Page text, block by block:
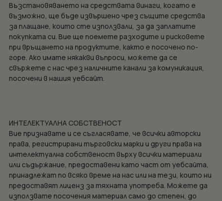
Възстановяването на средствата винаги, когато е
възможно, ще бъде извършено чрез същите средства
за плащане, които сте използвали, за да заплатите
покупката си. Вие ще поемете разходите и рисковете
при връщането на продуктите, както е посочено по-
горе. Ако имате някакви въпроси, можете да се
свържете с нас чрез наличните канали за комуникация,
посочени в нашия уебсайт.
ИНТЕЛЕКТУАЛНА СОБСТВЕНОСТ
Вие признавате и се съгласявате, че всички авторски
права, регистрирани търговски марки и други права на
интелектуална собственост върху всички материали
или съдържание, предоставени като част от уебсайта,
принадлежат по всяко време на нас или на тези, които ни
предоставят лиценз за тяхната употреба. Можете да
използвате посочения материал само до степен, до